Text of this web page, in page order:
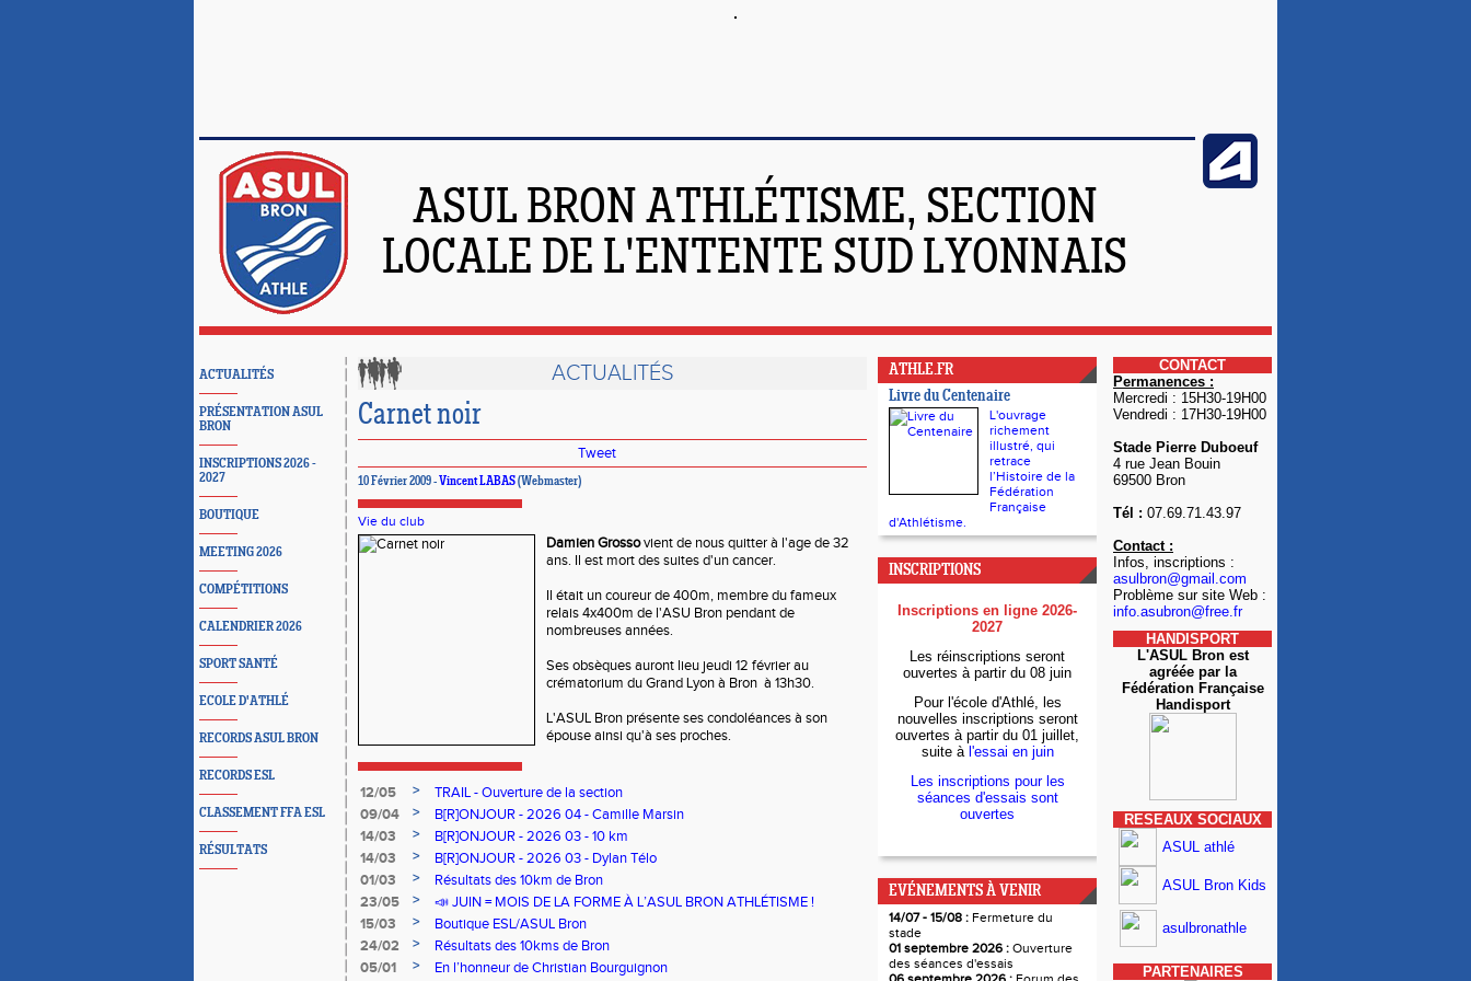
ASUL BRON ATHLÉTISME, SECTION
LOCALE DE L'ENTENTE SUD LYONNAIS
ACTUALITÉS
PRÉSENTATION ASUL
BRON
INSCRIPTIONS 2026 -
2027
BOUTIQUE
MEETING 2026
COMPÉTITIONS
CALENDRIER 2026
SPORT SANTÉ
ECOLE D'ATHLÉ
RECORDS ASUL BRON
RECORDS ESL
CLASSEMENT FFA ESL
RÉSULTATS
ACTUALITÉS
Carnet noir
Tweet
10 Février 2009 - Vincent LABAS(Webmaster)
Vie du club
Damien Grossovient de nous quitter à l'age de 32
ans. Il est mort des suites d'un cancer.
Il était un coureur de 400m, membre du fameux
relais 4x400m de l'ASU Bron pendant de
nombreuses années.
Ses obsèques auront lieu jeudi 12 février au
crématorium du Grand Lyon à Bron à 13h30.
L'ASUL Bron présente ses condoléances à son
épouse ainsi qu'à ses proches.
12/05 >
TRAIL - Ouverture de la section
09/04
>
B[R]ONJOUR - 2026 04 - Camille Marsin
14/03
>
B[R]ONJOUR - 2026 03 - 10 km
14/03
>
B[R]ONJOUR - 2026 03 - Dylan Télo
01/03
>
Résultats des 10km de Bron
23/05
>
📣 JUIN = MOIS DE LA FORME À L’ASUL BRON ATHLÉTISME !
15/03
>
Boutique ESL/ASUL Bron
24/02
>
Résultats des 10kms de Bron
05/01
>
En l’honneur de Christian Bourguignon
ATHLE.FR
Livre du Centenaire
L'ouvrage
richement
illustré, qui
retrace
l’Histoire de la
Fédération
Française
d'Athlétisme.
INSCRIPTIONS
Inscriptions en ligne 2026-
2027
Les réinscriptions seront
ouvertes à partir du 08 juin
Pour l'école d'Athlé, les
nouvelles inscriptions seront
ouvertes à partir du 01 juillet,
suite à l'essai en juin
Les inscriptions pour les
séances d'essais sont
ouvertes
EVÉNEMENTS À VENIR
14/07 - 15/08 : Fermeture du
stade
01 septembre 2026 : Ouverture
des séances d'essais
CONTACT
Permanences :
Mercredi : 15H30-19H00
Vendredi : 17H30-19H00
Stade Pierre Duboeuf
4 rue Jean Bouin
69500 Bron
Tél : 07.69.71.43.97
Contact :
Infos, inscriptions :
asulbron@gmail.com
Problème sur site Web :
info.asubron@free.fr
HANDISPORT
L'ASUL Bron est
agréée par la
Fédération Française
Handisport
RESEAUX SOCIAUX
ASUL athlé
ASUL Bron Kids
asulbronathle
PARTENAIRES